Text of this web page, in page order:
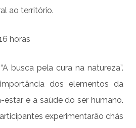
ao território.
horas
busca pela cura na natureza”.
dos elementos da
e a saúde do ser humano.
experimentarão chás